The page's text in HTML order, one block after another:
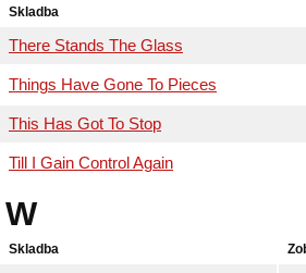
Skladba
There Stands The Glass
Things Have Gone To Pieces
This Has Got To Stop
Till I Gain Control Again
W
Skladba